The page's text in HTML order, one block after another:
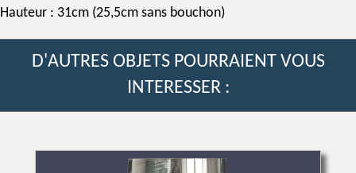
Hauteur : 31cm (25,5cm sans bouchon)
D'AUTRES OBJETS POURRAIENT VOUS
INTERESSER :